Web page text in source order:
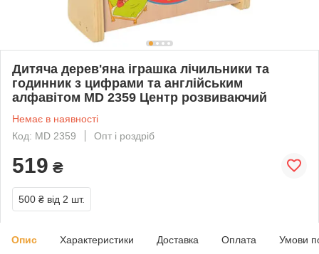
Дитяча дерев'яна іграшка лічильники та
годинник з цифрами та англійським
алфавітом MD 2359 Центр розвиваючий
Немає в наявності
Код: MD 2359
Опт і роздріб
519 ₴
500 ₴ від 2 шт.
Опис Характеристики Доставка Оплата Умови